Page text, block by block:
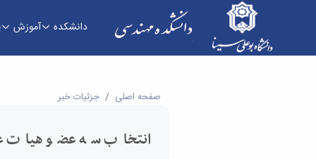
دانشکده آموزش
انتخاب سه عضو هیات علمی دانشکده فنی و
صفحه اصلی جزئیات خبر
انتخاب سه عضو هیات